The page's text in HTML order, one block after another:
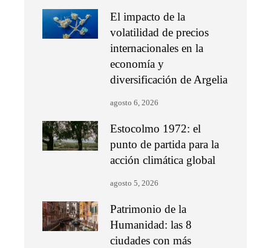
El impacto de la
volatilidad de precios
internacionales en la
economía y
diversificación de Argelia
agosto 6, 2026
Estocolmo 1972: el
punto de partida para la
acción climática global
agosto 5, 2026
Patrimonio de la
Humanidad: las 8
ciudades con más